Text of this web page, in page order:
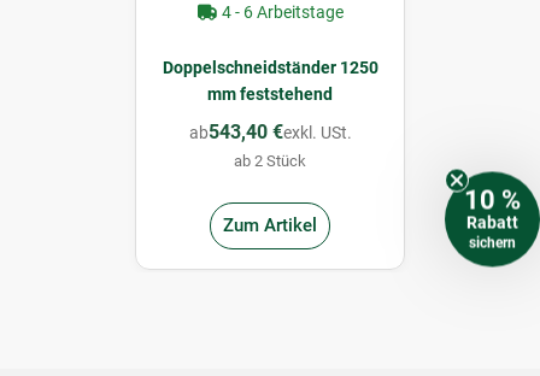
4 - 6 Arbeitstage
Doppelschneidständer 1250
mm feststehend
ab543,40 €exkl. USt.
ab 2 Stück
Zum Artikel
10 %
Rabatt
sichern